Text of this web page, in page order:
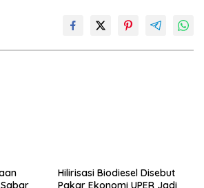
Hilirisasi Biodiesel Disebut
Pakar Ekonomi UPER Jadi